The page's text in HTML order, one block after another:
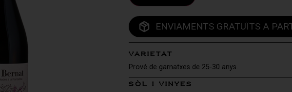
ENVIAMENTS GRATUÏTS A
VARIETAT
Prové de garnatxes de 25-30 anys.
SÒL I VINYES